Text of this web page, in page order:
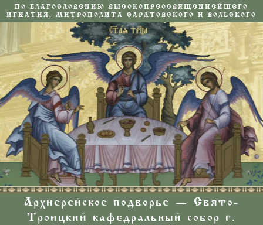
ПО БЛАГОСЛОВЕНИЮ ВЫСОКОПРЕОСВЯЩЕННЕЙШЕГО
ИГНАТИЯ, МИТРОПОЛИТА САРАТОВСКОГО И ВОЛЬСКОГО
Архиерейское подворье — Свято-
Троицкий кафедральный собор г.